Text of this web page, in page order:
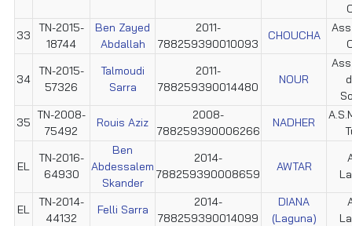
33
TN-2015-
18744
Ben Zayed
Abdallah
2011-
788259390010093
CHOUCHA
34
TN-2015-
57326
Talmoudi
Sarra
2011-
788259390014480
NOUR
35
TN-2008-
75492
Rouis Aziz
2008-
788259390006266
NADHER
EL
TN-2016-
64930
Ben
Abdessalem
Skander
2014-
788259390008659
AWTAR
EL
TN-2014-
44132
Felli Sarra
2014-
788259390014099
DIANA
(Laguna)